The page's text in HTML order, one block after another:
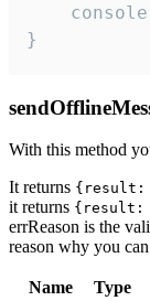
}
With this method
It returns
it returns {result:
errReason is the
reason why you
Name Type